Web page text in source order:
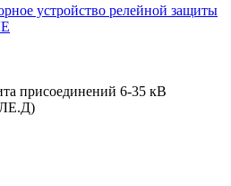
устройство релейной защиты
присоединений 6-35 кВ